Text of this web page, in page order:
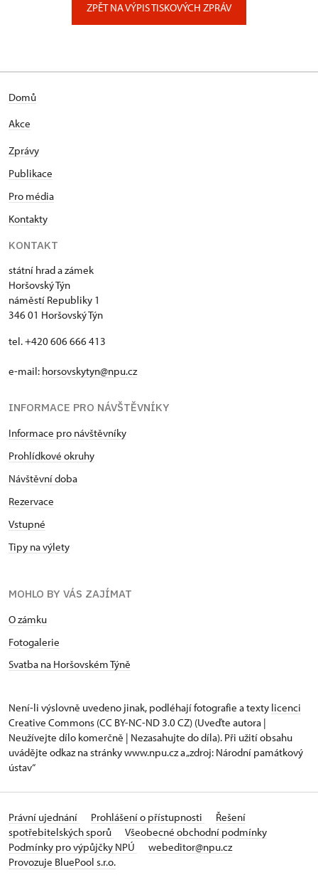
ZPĚT NA VÝPIS TISKOVÝCH ZPRÁV
Domů
Akce
Zprávy
Publikace
Pro média
Kontakty
KONTAKT
státní hrad a zámek
Horšovský Týn
náměstí Republiky 1
346 01 Horšovský Týn
tel. +420 606 666 413
e-mail: horsovskytyn@npu.cz
INFORMACE PRO NÁVŠTĚVNÍKY
Informace pro návštěvníky
Prohlídkové okruhy
Návštěvní doba
Rezervace
Vstupné
Tipy na výlety
MOHLO BY VÁS ZAJÍMAT
O zámku
Fotogalerie
Svatba na Horšovském Týně
Není-li výslovně uvedeno jinak, podléhají fotografie a texty licenci
Creative Commons (CC BY-NC-ND 3.0 CZ) (Uveďte autora |
Neužívejte dílo komerčně | Nezasahujte do díla). Při užití obsahu
uvádějte odkaz na stránky www.npu.cz a „zdroj: Národní památkový
ústav“
Právní ujednání Prohlášení o přístupnosti
Řešení
spotřebitelských sporů
Všeobecné obchodní podmínky
Podmínky pro výpůjčky NPÚ
webeditor@npu.cz
Provozuje BluePool s.r.o.